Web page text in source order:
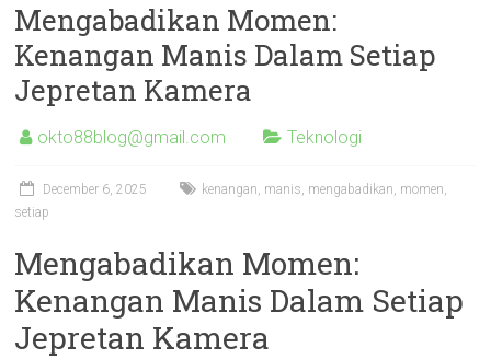
Mengabadikan Momen:
Kenangan Manis Dalam Setiap
Jepretan Kamera
okto88blog@gmail.com Teknologi
December 6, 2025 kenangan, manis, mengabadikan, momen,
setiap
Mengabadikan Momen:
Kenangan Manis Dalam Setiap
Jepretan Kamera